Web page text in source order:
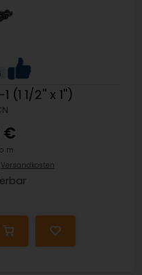
(1 1/2'' x 1'')
€
m
Versandkosten